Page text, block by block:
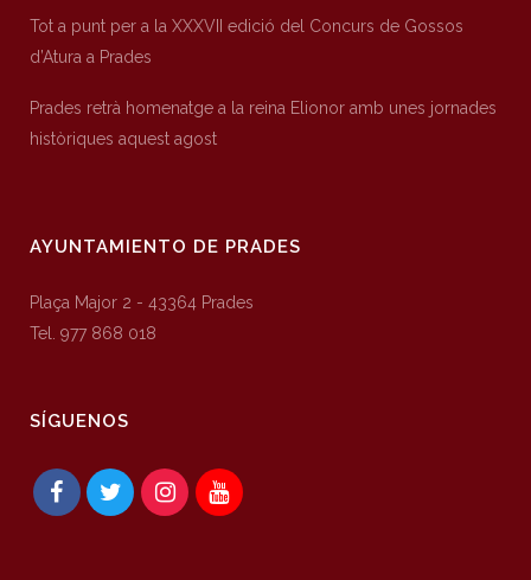
Tot a punt per a la XXXVII edició del Concurs de Gossos
d’Atura a Prades
Prades retrà homenatge a la reina Elionor amb unes jornades
històriques aquest agost
AYUNTAMIENTO DE PRADES
Plaça Major 2 - 43364 Prades
Tel. 977 868 018
SÍGUENOS